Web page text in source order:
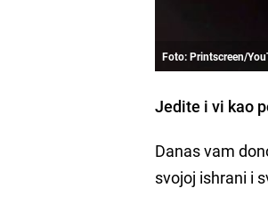
Foto: Printscreen/
Jedite i vi kao
Danas vam
svojoj ishrani i